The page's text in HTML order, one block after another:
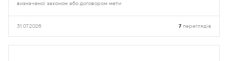
визначеної законом або договором мети
31.07.2026 7 переглядів